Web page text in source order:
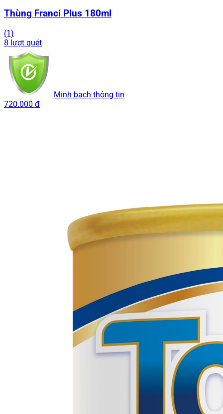
Thùng Franci Plus 180ml
(1)
8 lượt quét
Minh bạch thông tin
720.000 đ